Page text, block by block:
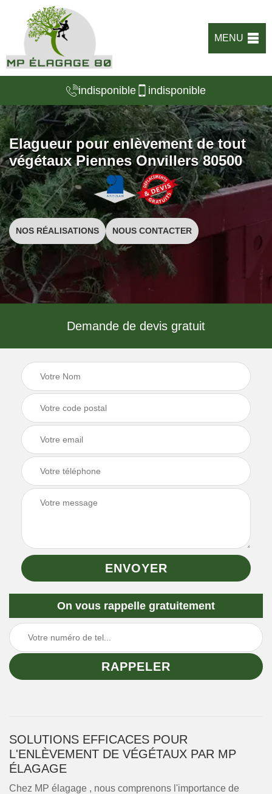
MENU
indisponible indisponible
Elagueur pour enlèvement de tout
végétaux Piennes Onvillers 80500
NOS RÉALISATIONS NOUS CONTACTER
Demande de devis gratuit
On vous rappelle gratuitement
SOLUTIONS EFFICACES POUR
L'ENLÈVEMENT DE VÉGÉTAUX PAR MP
ÉLAGAGE
Chez MP élagage , nous comprenons l'importance de